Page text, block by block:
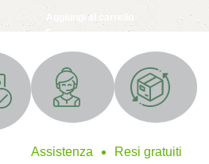
Aggiungi al carrello
Supporto 24/7
Assistenza
Resi gratuiti
Resi gratuiti